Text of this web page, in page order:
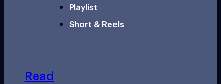
Playlist
Short & Reels
Read